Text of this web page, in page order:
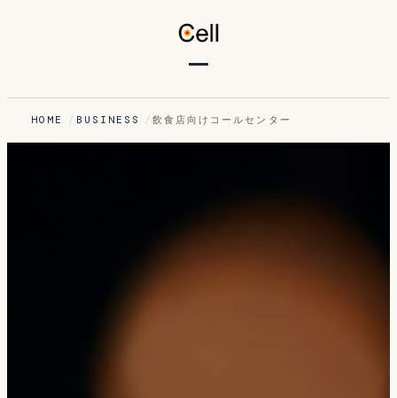
HOME BUSINESS 飲食店向けコールセンター